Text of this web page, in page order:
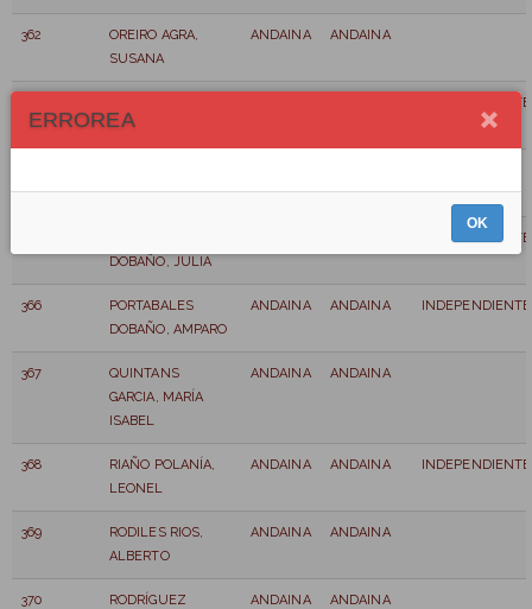
362
OREIRO AGRA,
SUSANA
ANDAINA ANDAINA
BELÉN
INDEPENDIENTE
NATALIA
DOBAÑO, JULIA
INDEPENDIENTE
366
PORTABALES
DOBAÑO, AMPARO
ANDAINA ANDAINA INDEPENDIENTE
367
QUINTANS
GARCIA, MARÍA
ISABEL
ANDAINA ANDAINA
368
RIAÑO POLANÍA,
LEONEL
ANDAINA ANDAINA INDEPENDIENTE
369
RODILES RIOS,
ALBERTO
ANDAINA ANDAINA
370
RODRÍGUEZ
ANDAINA ANDAINA
ERROREA
OK